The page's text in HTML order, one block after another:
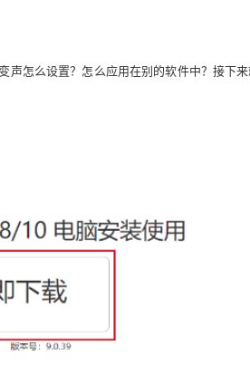
怎么设置？怎么应用在别的软件中？接下